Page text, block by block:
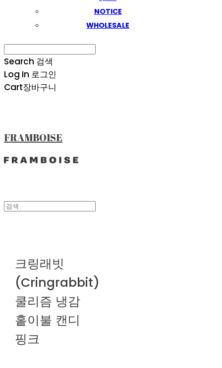
NOTICE
WHOLESALE
Search 검색
Log In 로그인
Cart장바구니
FRAMBOISE
크링래빗
(Cringrabbit)
쿨리즘 냉감
홑이불 캔디
핑크